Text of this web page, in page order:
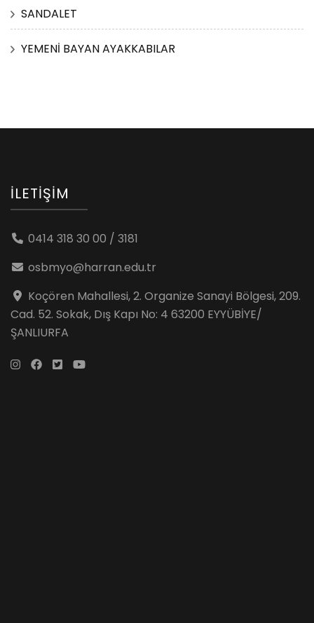
SANDALET
YEMENİ BAYAN AYAKKABILAR
İLETIŞIM
0414 318 30 00 / 3181
osbmyo@harran.edu.tr
Koçören Mahallesi, 2. Organize Sanayi Bölgesi, 209.
Cad. 52. Sokak, Dış Kapı No: 4 63200 EYYÜBİYE/
ŞANLIURFA